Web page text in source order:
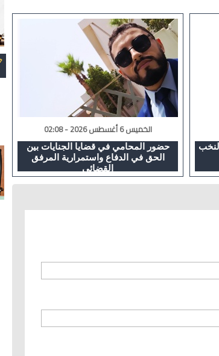
الخميس 6 أغسطس 2026 - 02:08
حضور المحامي في قضايا الجنايات بين
الحق في الدفاع واستمرارية المرفق
القضائي